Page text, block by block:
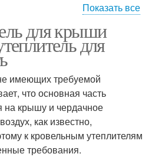
Мансардная кровля
Показать все
для крыши
для
имеющих требуемой
что основная часть
на крышу и чердачное
как известно,
к кровельным утеплителям
требования.